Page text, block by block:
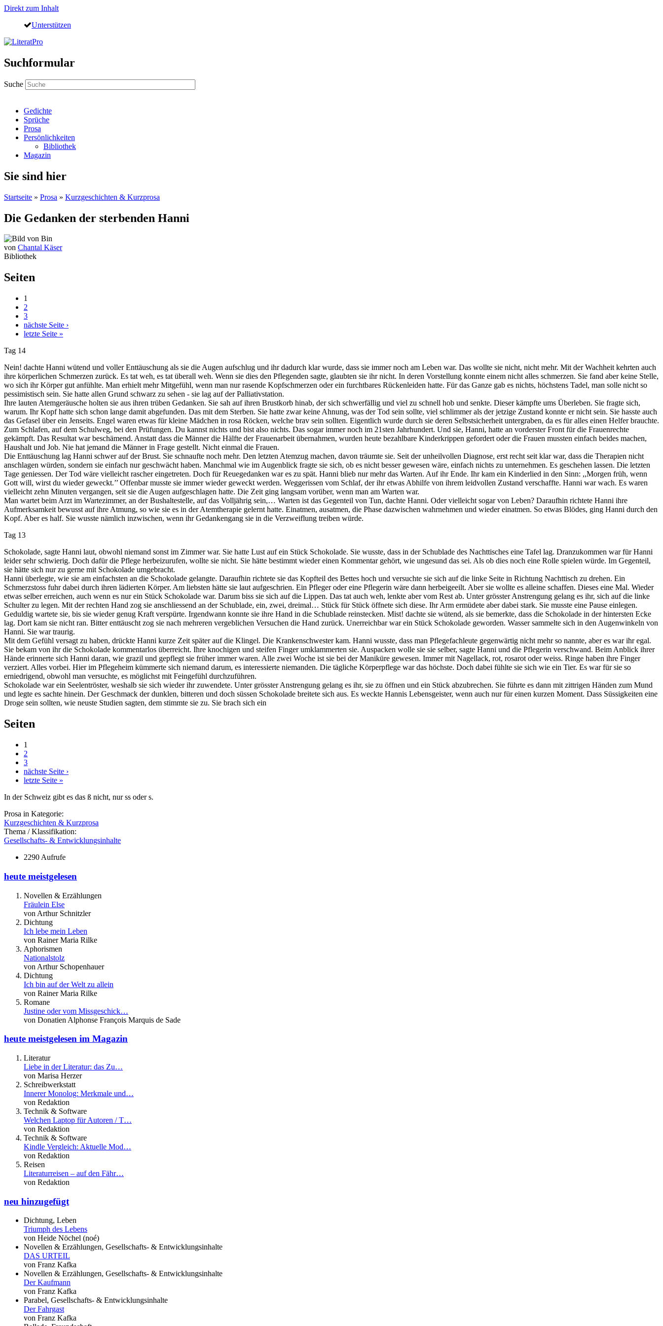
Direkt zum Inhalt
Unterstützen
Suchformular
Suche
Gedichte
Sprüche
Prosa
Persönlichkeiten
Bibliothek
Magazin
Sie sind hier
Startseite » Prosa » Kurzgeschichten & Kurzprosa
Die Gedanken der sterbenden Hanni
von Chantal Käser
Bibliothek
Seiten
1
2
3
nächste Seite ›
letzte Seite »
Tag 14
Nein! dachte Hanni wütend und voller Enttäuschung als sie die Augen aufschlug und ihr dadurch klar wurde, dass sie immer noch am Leben war. Das wollte sie nicht, nicht mehr. Mit der Wachheit kehrten auch
ihre körperlichen Schmerzen zurück. Es tat weh, es tat überall weh. Wenn sie dies den Pflegenden sagte, glaubten sie ihr nicht. In deren Vorstellung konnte einem nicht alles schmerzen. Sie fand aber keine Stelle,
wo sich ihr Körper gut anfühlte. Man erhielt mehr Mitgefühl, wenn man nur rasende Kopfschmerzen oder ein furchtbares Rückenleiden hatte. Für das Ganze gab es nichts, höchstens Tadel, man solle nicht so
pessimistisch sein. Sie hatte allen Grund schwarz zu sehen - sie lag auf der Palliativstation.
Ihre lauten Atemgeräusche holten sie aus ihren trüben Gedanken. Sie sah auf ihren Brustkorb hinab, der sich schwerfällig und viel zu schnell hob und senkte. Dieser kämpfte ums Überleben. Sie fragte sich,
warum. Ihr Kopf hatte sich schon lange damit abgefunden. Das mit dem Sterben. Sie hatte zwar keine Ahnung, was der Tod sein sollte, viel schlimmer als der jetzige Zustand konnte er nicht sein. Sie hasste auch
das Gefasel über ein Jenseits. Engel waren etwas für kleine Mädchen in rosa Röcken, welche brav sein sollten. Eigentlich wurde durch sie deren Selbstsicherheit untergraben, da es für alles einen Helfer brauchte.
Zum Schlafen, auf dem Schulweg, bei den Prüfungen. Du kannst nichts und bist also nichts. Das sogar immer noch im 21sten Jahrhundert. Und sie, Hanni, hatte an vorderster Front für die Frauenrechte
gekämpft. Das Resultat war beschämend. Anstatt dass die Männer die Hälfte der Frauenarbeit übernahmen, wurden heute bezahlbare Kinderkrippen gefordert oder die Frauen mussten einfach beides machen,
Haushalt und Job. Nie hat jemand die Männer in Frage gestellt. Nicht einmal die Frauen.
Die Enttäuschung lag Hanni schwer auf der Brust. Sie schnaufte noch mehr. Den letzten Atemzug machen, davon träumte sie. Seit der unheilvollen Diagnose, erst recht seit klar war, dass die Therapien nicht
anschlagen würden, sondern sie einfach nur geschwächt haben. Manchmal wie im Augenblick fragte sie sich, ob es nicht besser gewesen wäre, einfach nichts zu unternehmen. Es geschehen lassen. Die letzten
Tage geniessen. Der Tod wäre vielleicht rascher eingetreten. Doch für Reuegedanken war es zu spät. Hanni blieb nur mehr das Warten. Auf ihr Ende. Ihr kam ein Kinderlied in den Sinn: ,,Morgen früh, wenn
Gott will, wirst du wieder geweckt.’’ Offenbar musste sie immer wieder geweckt werden. Weggerissen vom Schlaf, der ihr etwas Abhilfe von ihrem leidvollen Zustand verschaffte. Hanni war wach. Es waren
vielleicht zehn Minuten vergangen, seit sie die Augen aufgeschlagen hatte. Die Zeit ging langsam vorüber, wenn man am Warten war.
Man wartet beim Arzt im Wartezimmer, an der Bushaltestelle, auf das Volljährig sein,… Warten ist das Gegenteil von Tun, dachte Hanni. Oder vielleicht sogar von Leben? Daraufhin richtete Hanni ihre
Aufmerksamkeit bewusst auf ihre Atmung, so wie sie es in der Atemtherapie gelernt hatte. Einatmen, ausatmen, die Phase dazwischen wahrnehmen und wieder einatmen. So etwas Blödes, ging Hanni durch den
Kopf. Aber es half. Sie wusste nämlich inzwischen, wenn ihr Gedankengang sie in die Verzweiflung treiben würde.
Tag 13
Schokolade, sagte Hanni laut, obwohl niemand sonst im Zimmer war. Sie hatte Lust auf ein Stück Schokolade. Sie wusste, dass in der Schublade des Nachttisches eine Tafel lag. Dranzukommen war für Hanni
leider sehr schwierig. Doch dafür die Pflege herbeizurufen, wollte sie nicht. Sie hätte bestimmt wieder einen Kommentar gehört, wie ungesund das sei. Als ob dies noch eine Rolle spielen würde. Im Gegenteil,
sie hätte sich nur zu gerne mit Schokolade umgebracht.
Hanni überlegte, wie sie am einfachsten an die Schokolade gelangte. Daraufhin richtete sie das Kopfteil des Bettes hoch und versuchte sie sich auf die linke Seite in Richtung Nachttisch zu drehen. Ein
Schmerzstoss fuhr dabei durch ihren lädierten Körper. Am liebsten hätte sie laut aufgeschrien. Ein Pfleger oder eine Pflegerin wäre dann herbeigeeilt. Aber sie wollte es alleine schaffen. Dieses eine Mal. Wieder
etwas selber erreichen, auch wenn es nur ein Stück Schokolade war. Darum biss sie sich auf die Lippen. Das tat auch weh, lenkte aber vom Rest ab. Unter grösster Anstrengung gelang es ihr, sich auf die linke
Schulter zu legen. Mit der rechten Hand zog sie anschliessend an der Schublade, ein, zwei, dreimal… Stück für Stück öffnete sich diese. Ihr Arm ermüdete aber dabei stark. Sie musste eine Pause einlegen.
Geduldig wartete sie, bis sie wieder genug Kraft verspürte. Irgendwann konnte sie ihre Hand in die Schublade reinstecken. Mist! dachte sie wütend, als sie bemerkte, dass die Schokolade in der hintersten Ecke
lag. Dort kam sie nicht ran. Bitter enttäuscht zog sie nach mehreren vergeblichen Versuchen die Hand zurück. Unerreichbar war ein Stück Schokolade geworden. Wasser sammelte sich in den Augenwinkeln von
Hanni. Sie war traurig.
Mit dem Gefühl versagt zu haben, drückte Hanni kurze Zeit später auf die Klingel. Die Krankenschwester kam. Hanni wusste, dass man Pflegefachleute gegenwärtig nicht mehr so nannte, aber es war ihr egal.
Sie bekam von ihr die Schokolade kommentarlos überreicht. Ihre knochigen und steifen Finger umklammerten sie. Auspacken wolle sie sie selber, sagte Hanni und die Pflegerin verschwand. Beim Anblick ihrer
Hände erinnerte sich Hanni daran, wie grazil und gepflegt sie früher immer waren. Alle zwei Woche ist sie bei der Maniküre gewesen. Immer mit Nagellack, rot, rosarot oder weiss. Ringe haben ihre Finger
verziert. Alles vorbei. Hier im Pflegeheim kümmerte sich niemand darum, es interessierte niemanden. Die tägliche Körperpflege war das höchste. Doch dabei fühlte sie sich wie ein Tier. Es war für sie so
erniedrigend, obwohl man versuchte, es möglichst mit Feingefühl durchzuführen.
Schokolade war ein Seelentröster, weshalb sie sich wieder ihr zuwendete. Unter grösster Anstrengung gelang es ihr, sie zu öffnen und ein Stück abzubrechen. Sie führte es dann mit zittrigen Händen zum Mund
und legte es sachte hinein. Der Geschmack der dunklen, bitteren und doch süssen Schokolade breitete sich aus. Es weckte Hannis Lebensgeister, wenn auch nur für einen kurzen Moment. Dass Süssigkeiten eine
Droge sein sollten, wie neuste Studien sagten, dem stimmte sie zu. Sie brach sich ein
Seiten
1
2
3
nächste Seite ›
letzte Seite »
In der Schweiz gibt es das ß nicht, nur ss oder s.
Prosa in Kategorie:
Kurzgeschichten & Kurzprosa
Thema / Klassifikation:
Gesellschafts- & Entwicklungsinhalte
2290 Aufrufe
heute meistgelesen
Novellen & Erzählungen
Fräulein Else
von Arthur Schnitzler
Dichtung
Ich lebe mein Leben
von Rainer Maria Rilke
Aphorismen
Nationalstolz
von Arthur Schopenhauer
Dichtung
Ich bin auf der Welt zu allein
von Rainer Maria Rilke
Romane
Justine oder vom Missgeschick…
von Donatien Alphonse François Marquis de Sade
heute meistgelesen im Magazin
Literatur
Liebe in der Literatur: das Zu…
von Marisa Herzer
Schreibwerkstatt
Innerer Monolog: Merkmale und…
von Redaktion
Technik & Software
Welchen Laptop für Autoren / T…
von Redaktion
Technik & Software
Kindle Vergleich: Aktuelle Mod…
von Redaktion
Reisen
Literaturreisen – auf den Fähr…
von Redaktion
neu hinzugefügt
Dichtung, Leben
Triumph des Lebens
von Heide Nöchel (noé)
Novellen & Erzählungen, Gesellschafts- & Entwicklungsinhalte
DAS URTEIL
von Franz Kafka
Novellen & Erzählungen, Gesellschafts- & Entwicklungsinhalte
Der Kaufmann
von Franz Kafka
Parabel, Gesellschafts- & Entwicklungsinhalte
Der Fahrgast
von Franz Kafka